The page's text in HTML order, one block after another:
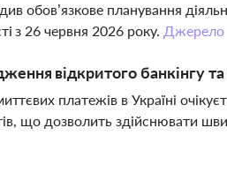
обов’язкове планування
з 26 червня 2026 року. Джерело
відкритого банкінгу
платежів в Україні
що дозволить здійснювати